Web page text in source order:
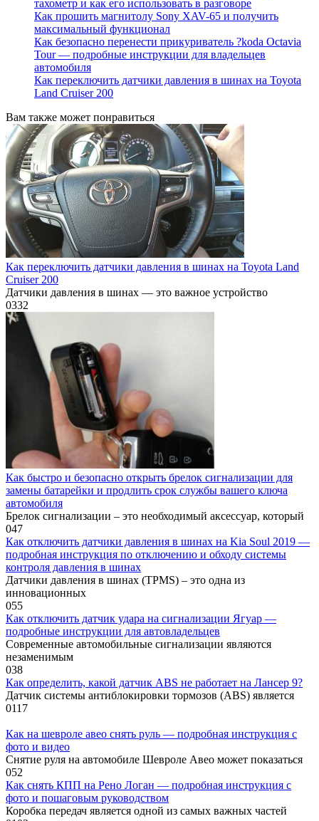
тахометр и как его использовать в разговоре
Как прошить магнитолу Sony XAV-65 и получить
максимальный функционал
Как безопасно перенести прикуриватель ?koda Octavia
Tour — подробные инструкции для владельцев
автомобиля
Как переключить датчики давления в шинах на Toyota
Land Cruiser 200
Вам также может понравиться
Как переключить датчики давления в шинах на Toyota Land
Cruiser 200
Датчики давления в шинах — это важное устройство
0332
Как быстро и безопасно открыть брелок сигнализации для
замены батарейки и продлить срок службы вашего ключа
автомобиля
Брелок сигнализации – это необходимый аксессуар, который
047
Как отключить датчики давления в шинах на Kia Soul 2019 —
подробная инструкция по отключению и обходу системы
контроля давления в шинах
Датчики давления в шинах (TPMS) – это одна из
инновационных
055
Как отключить датчик удара на сигнализации Ягуар —
подробные инструкции для автовладельцев
Современные автомобильные сигнализации являются
незаменимым
038
Как определить, какой датчик ABS не работает на Лансер 9?
Датчик системы антиблокировки тормозов (ABS) является
0117
Как на шевроле авео снять руль — подробная инструкция с
фото и видео
Снятие руля на автомобиле Шевроле Авео может показаться
052
Как снять КПП на Рено Логан — подробная инструкция с
фото и пошаговым руководством
Коробка передач является одной из самых важных частей